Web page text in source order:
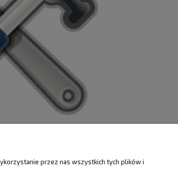
O FIRMIEprzez nas wszystkich tych plików i